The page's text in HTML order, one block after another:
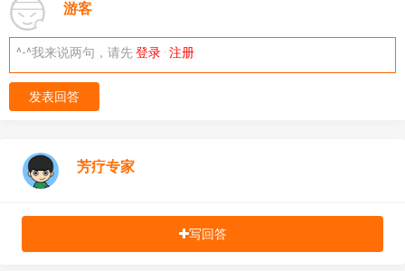
游客
^-^我来说两句，请先登录 · 注册
发表回答
芳疗专家
写回答